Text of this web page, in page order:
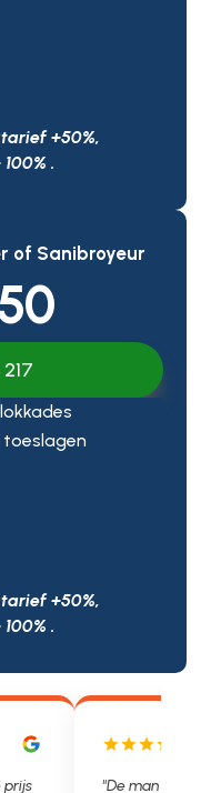
+50%,
.
of Sanibroyeur
+50%,
.
gebeld
"Wat een fijn